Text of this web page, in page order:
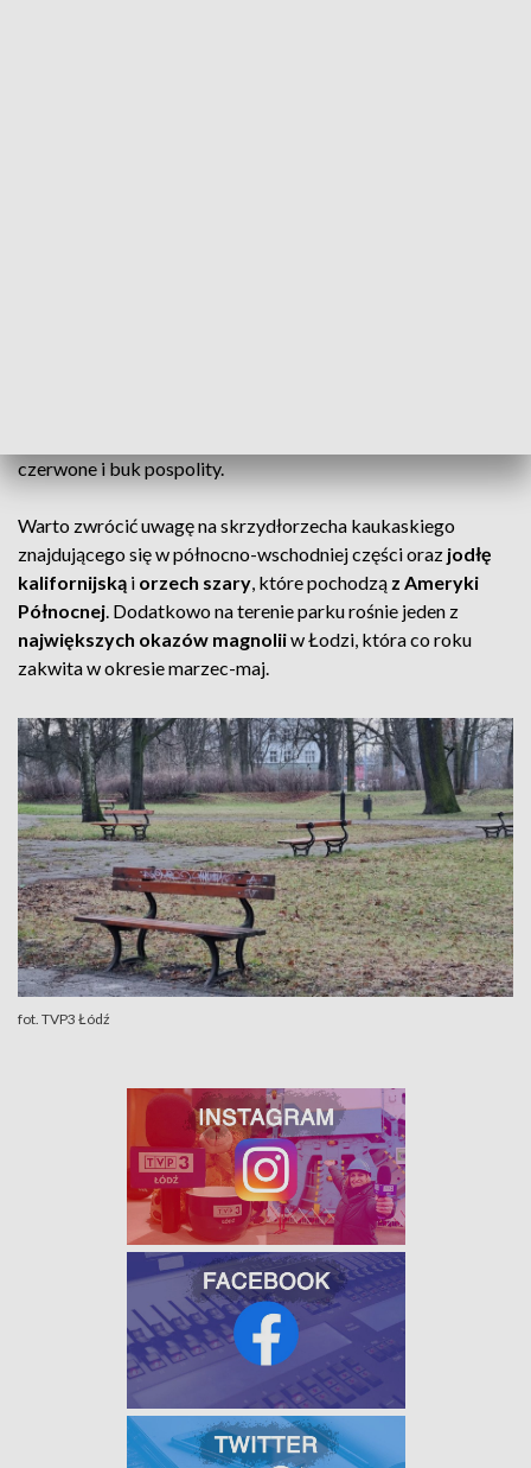
czerwone i buk pospolity.
Warto zwrócić uwagę na skrzydłorzecha kaukaskiego
znajdującego się w północno-wschodniej części oraz jodłę
kalifornijską i orzech szary , które pochodzą z Ameryki
Północnej . Dodatkowo na terenie parku rośnie jeden z
największych okazów magnoliiw Łodzi, która co roku
zakwita w okresie marzec-maj.
fot. TVP3 Łódź